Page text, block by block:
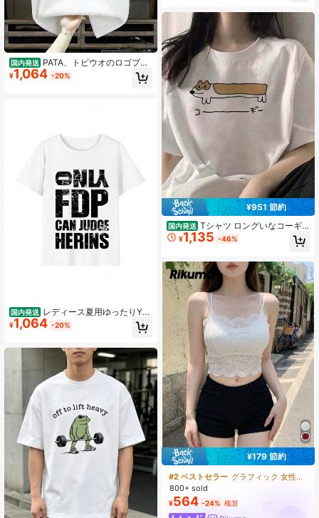
国内発送 PATA、トビウオのロゴプリ
ントインりホワイトい半袖Tシャツ、
100%純綿、メンズアウトドアカジュ
¥1,064 -20%
国内発送 レディース夏用ゆったりY2
KスタイルTシャツ、レトロなダメー
ジ加工のテキストハンドルTシャツ、
イト）ラウンドネック、半袖、洗う
濯機で洗えます。
¥1,064 -20%
¥951 節約
国内発送 Tシャツ ロングいなコーギ
ー メンズ 半袖 春 夏 プリント 綿製
大きいきいサイズ 男女兼用 tシャツ
¥1,135 -46%
¥179 節約
#2 ベストセラー
グラフィック 女性用タンクトップ&キャミス
800+ sold
¥564 -24% 概算